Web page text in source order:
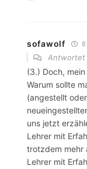
sofawolf
Antwortet
(3.) Doch,
Warum sollte
(angestellt
uns jetzt
Lehrer mit
trotzdem mehr
Lehrer mit